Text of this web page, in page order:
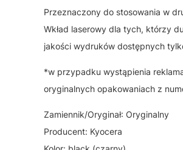
Przeznaczony do stosowania w
Wkład laserowy dla tych, którzy
jakości wydruków dostępnych
*w przypadku wystąpienia
oryginalnych opakowaniach z
Zamiennik/Oryginał: Oryginalny
Producent: Kyocera